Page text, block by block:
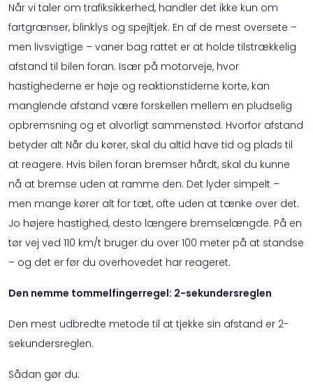
Når vi taler om trafiksikkerhed, handler det ikke kun om
fartgrænser, blinklys og spejltjek. En af de mest oversete –
men livsvigtige – vaner bag rattet er at holde tilstrækkelig
afstand til bilen foran. Især på motorveje, hvor
hastighederne er høje og reaktionstiderne korte, kan
manglende afstand være forskellen mellem en pludselig
opbremsning og et alvorligt sammenstød. Hvorfor afstand
betyder alt Når du kører, skal du altid have tid og plads til
at reagere. Hvis bilen foran bremser hårdt, skal du kunne
nå at bremse uden at ramme den. Det lyder simpelt –
men mange kører alt for tæt, ofte uden at tænke over det.
Jo højere hastighed, desto længere bremselængde. På en
tør vej ved 110 km/t bruger du over 100 meter på at standse
– og det er før du overhovedet har reageret.
Den nemme tommelfingerregel: 2-sekundersreglen
Den mest udbredte metode til at tjekke sin afstand er 2-
sekundersreglen.
Sådan gør du: